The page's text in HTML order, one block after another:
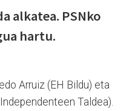
alkatea. PSNko
hartu.
Arruiz (EH Bildu) eta
Taldea).